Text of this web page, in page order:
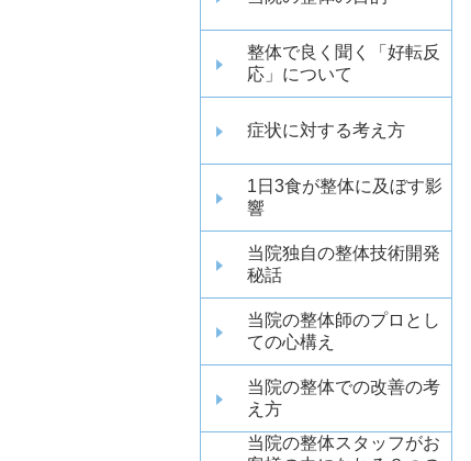
整体で良く聞く「好転反
応」について
症状に対する考え方
1日3食が整体に及ぼす影
響
当院独自の整体技術開発
秘話
当院の整体師のプロとし
ての心構え
当院の整体での改善の考
え方
当院の整体スタッフがお